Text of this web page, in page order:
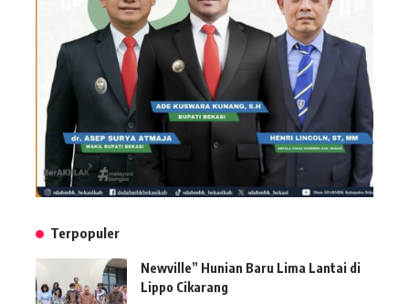
Terpopuler
Newville” Hunian Baru Lima Lantai di
Lippo Cikarang